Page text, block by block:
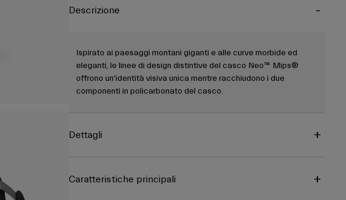
Descrizione
Ispirato ai paesaggi montani giganti e alle curve morbide ed
eleganti, le linee di design distintive del casco Neo™ Mips®
offrono un'identità visiva unica mentre racchiudono i due
componenti in policarbonato del casco.
Dettagli
Caratteristiche principali